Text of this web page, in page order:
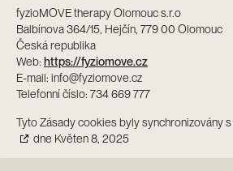
fyzioMOVE therapy Olomouc s.r.o
Balbínova 364/15, Hejčín, 779 00 Olomouc
Česká republika
Web: https://fyziomove.cz
E-mail: info@fyziomove.cz
Telefonní číslo: 734 669 777
Tyto Zásady cookies byly synchronizovány s
dne Květen 8, 2025